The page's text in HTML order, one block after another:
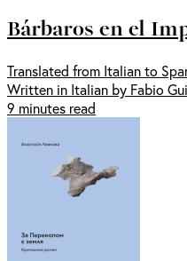
Bárbaros en el
Translated from Italian to
Written in Italian by Fabio
9 minutes read